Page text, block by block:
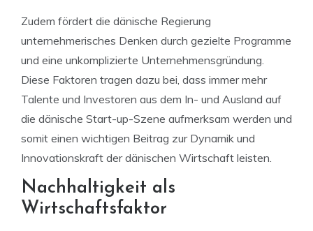
Zudem fördert die dänische Regierung
unternehmerisches Denken durch gezielte Programme
und eine unkomplizierte Unternehmensgründung.
Diese Faktoren tragen dazu bei, dass immer mehr
Talente und Investoren aus dem In- und Ausland auf
die dänische Start-up-Szene aufmerksam werden und
somit einen wichtigen Beitrag zur Dynamik und
Innovationskraft der dänischen Wirtschaft leisten.
Nachhaltigkeit als
Wirtschaftsfaktor